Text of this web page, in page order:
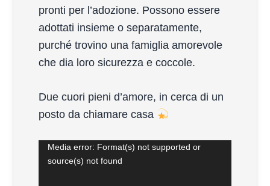
pronti per l’adozione. Possono essere
adottati insieme o separatamente,
purché trovino una famiglia amorevole
che dia loro sicurezza e coccole.
Due cuori pieni d’amore, in cerca di un
posto da chiamare casa
Video
Player
Media error: Format(s) not supported or
source(s) not found